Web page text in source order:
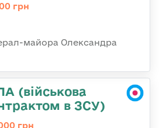
грн
майора Олександра
(військова
в ЗСУ)
грн